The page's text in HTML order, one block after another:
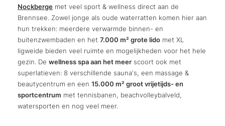
Nockberge met veel sport & wellness direct aan de
Brennsee. Zowel jonge als oude waterratten komen hier aan
hun trekken: meerdere verwarmde binnen- en
buitenzwembaden en het 7.000 m² grote lido met XL
ligweide bieden veel ruimte en mogelijkheden voor het hele
gezin. De wellness spa aan het meer scoort ook met
superlatieven: 8 verschillende sauna's, een massage &
beautycentrum en een 15.000 m² groot vrijetijds- en
sportcentrum met tennisbanen, beachvolleybalveld,
watersporten en nog veel meer.